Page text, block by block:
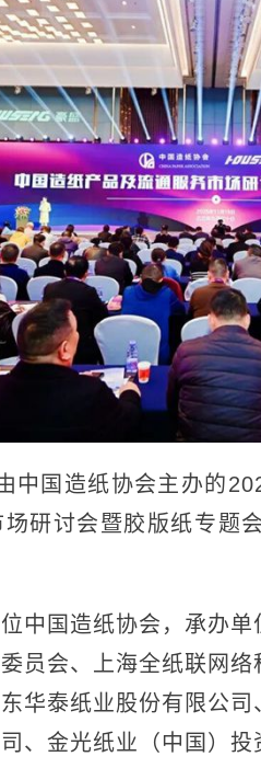
国造纸协会主办的
研讨会暨胶版纸专题
国造纸协会，承办单
员会、上海全纸联网
华泰纸业股份有限公
、金光纸业（中国）